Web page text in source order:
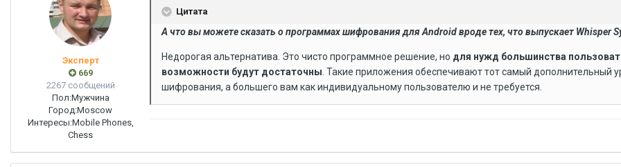
Эксперт
669
2267 сообщений
Пол:Мужчина
Город:Moscow
Интересы:Mobile Phones,
Chess
Цитата
А что вы можете сказать о программах шифрования для Android вроде тех, что выпускает Whisper
Недорогая альтернатива. Это чисто программное решение, но для нужд большинства
возможности будут достаточны . Такие приложения обеспечивают тот самый дополнительный
шифрования, а большего вам как индивидуальному пользователю и не требуется.